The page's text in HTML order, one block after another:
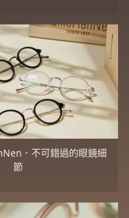
．不可錯過的眼鏡細
節